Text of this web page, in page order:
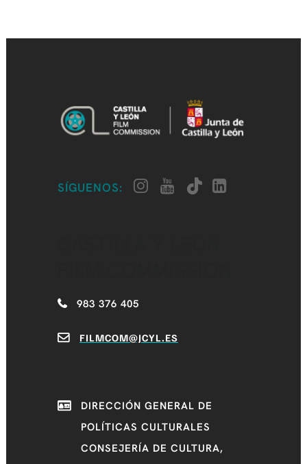
SÍGUENOS:
983 376 405
FILMCOM@JCYL.ES
DIRECCIÓN GENERAL DE
POLÍTICAS CULTURALES
CONSEJERÍA DE CULTURA,